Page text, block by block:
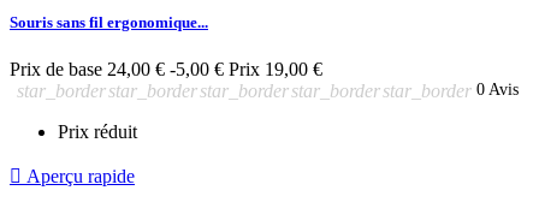
Souris sans fil ergonomique...
Prix de base 24,00 € -5,00 € Prix 19,00 €
star_borderstar_borderstar_borderstar_borderstar_border 0 Avis
Prix réduit
 Aperçu rapide